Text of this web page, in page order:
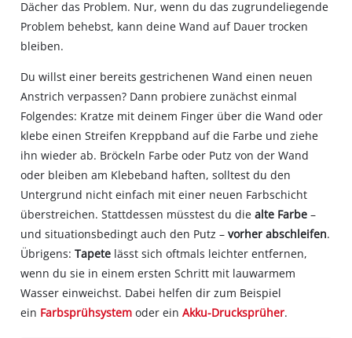
Dächer das Problem. Nur, wenn du das zugrundeliegende
Problem behebst, kann deine Wand auf Dauer trocken
bleiben.
Du willst einer bereits gestrichenen Wand einen neuen
Anstrich verpassen? Dann probiere zunächst einmal
Folgendes: Kratze mit deinem Finger über die Wand oder
klebe einen Streifen Kreppband auf die Farbe und ziehe
ihn wieder ab. Bröckeln Farbe oder Putz von der Wand
oder bleiben am Klebeband haften, solltest du den
Untergrund nicht einfach mit einer neuen Farbschicht
überstreichen. Stattdessen müsstest du diealte Farbe –
und situationsbedingt auch den Putz –vorher abschleifen.
Übrigens:Tapete lässt sich oftmals leichter entfernen,
wenn du sie in einem ersten Schritt mit lauwarmem
Wasser einweichst. Dabei helfen dir zum Beispiel
ein Farbsprühsystemoder einAkku-Drucksprüher.